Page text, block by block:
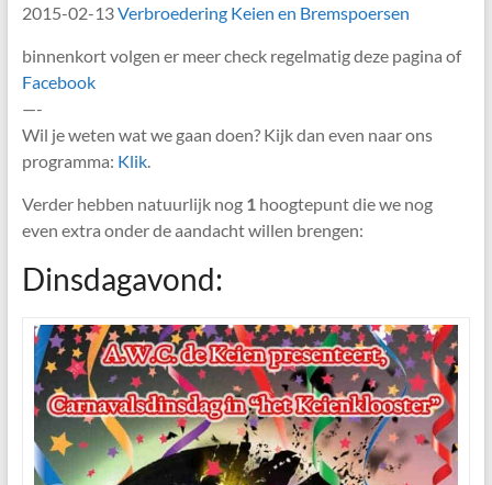
2015-02-13Verbroedering Keien en Bremspoersen
binnenkort volgen er meer check regelmatig deze pagina of
Facebook
—-
Wil je weten wat we gaan doen? Kijk dan even naar ons
programma: Klik.
Verder hebben natuurlijk nog 1hoogtepunt die we nog
even extra onder de aandacht willen brengen:
Dinsdagavond: